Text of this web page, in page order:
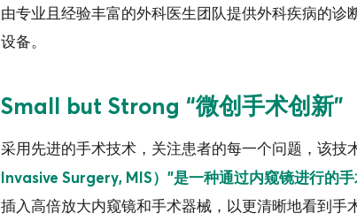
ขอประวัติการรักษา 活动
由专业且经验丰富的外科医生团队提供外科疾病的
设备。
Small but Strong “微创手术创新”
采用先进的手术技术，关注患者的每一个问题，该技
Invasive Surgery, MIS）”是一种通过内窥镜进行的
插入高倍放大内窥镜和手术器械，以更清晰地看到